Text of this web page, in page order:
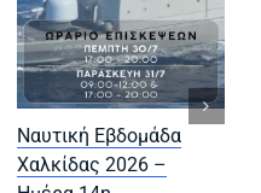
Ναυτική Εβδομάδα
Χαλκίδας 2026 –